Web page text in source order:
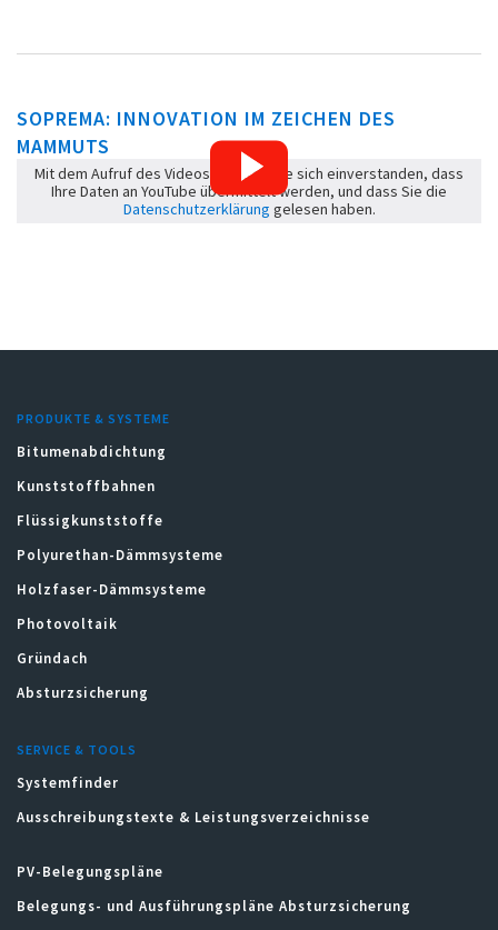
SOPREMA: INNOVATION IM ZEICHEN DES
MAMMUTS
Mit dem Aufruf des Videos erklären Sie sich einverstanden, dass
Ihre Daten an YouTube übermittelt werden, und dass Sie die
Datenschutzerklärung gelesen haben.
PRODUKTE & SYSTEME
Bitumenabdichtung
Kunststoffbahnen
Flüssigkunststoffe
Polyurethan-Dämmsysteme
Holzfaser-Dämmsysteme
Photovoltaik
Gründach
Absturzsicherung
SERVICE & TOOLS
Systemfinder
Ausschreibungstexte & Leistungsverzeichnisse
PV-Belegungspläne
Belegungs- und Ausführungspläne Absturzsicherung